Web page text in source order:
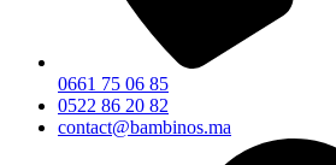
0661 75 06 85
0522 86 20 82
contact@bambinos.ma